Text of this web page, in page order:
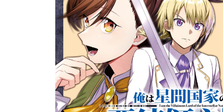
お問い合わせは
オーバーラップノベルスf ロサージュノベルス
コミックガルド コミッククリエ